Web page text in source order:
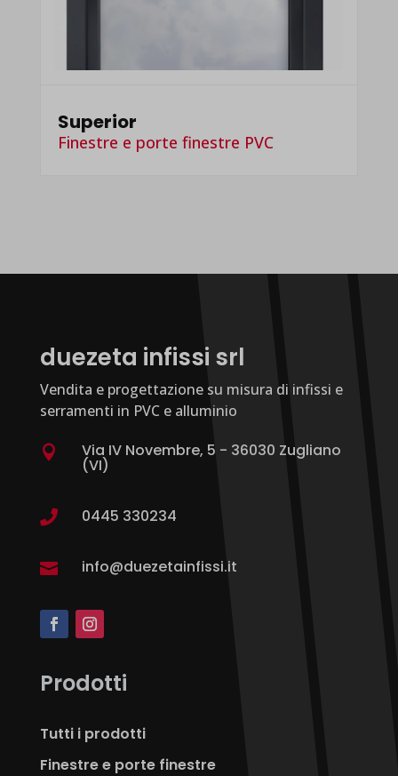
Superior
Finestre e porte finestre PVC
duezeta infissi srl
Vendita e progettazione su misura di infissi e
serramenti in PVC e alluminio
 Via IV Novembre, 5 - 36030 Zugliano
(VI)
 0445 330234
 info@duezetainfissi.it
Prodotti
Tutti i prodotti
Finestre e porte finestre